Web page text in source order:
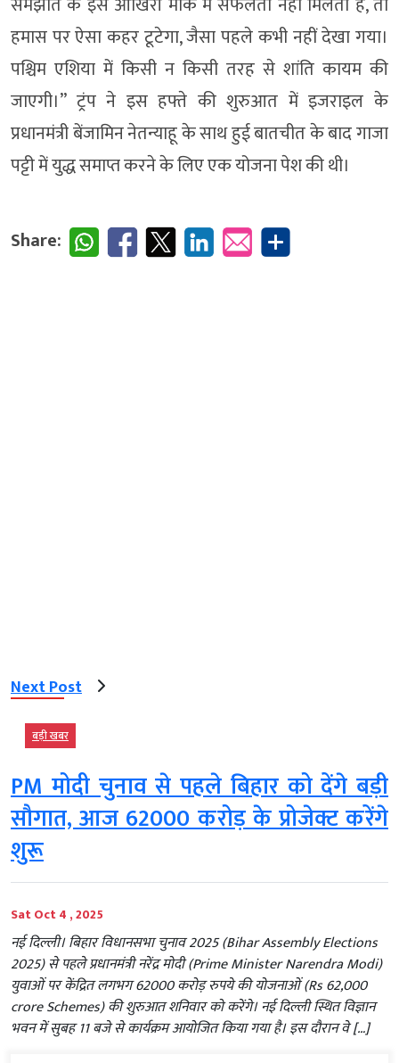
हमास पर ऐसा कहर टूटेगा, जैसा पहले कभी नहीं देखा गया।
पश्चिम एशिया में किसी न किसी तरह से शांति कायम की
जाएगी।” ट्रंप ने इस हफ्ते की शुरुआत में इजराइल के
प्रधानमंत्री बेंजामिन नेतन्याहू के साथ हुई बातचीत के बाद गाजा
पट्टी में युद्ध समाप्त करने के लिए एक योजना पेश की थी।
Share:
Next Post
बड़ी खबर
PM मोदी चुनाव से पहले बिहार को देंगे बड़ी
सौगात, आज 62000 करोड़ के प्रोजेक्ट करेंगे
शुरू
Sat Oct 4 , 2025
नई दिल्ली। बिहार विधानसभा चुनाव 2025 (Bihar Assembly Elections
2025) से पहले प्रधानमंत्री नरेंद्र मोदी (Prime Minister Narendra Modi)
युवाओं पर केंद्रित लगभग 62000 करोड़ रुपये की योजनाओं (Rs 62,000
crore Schemes) की शुरुआत शनिवार को करेंगे। नई दिल्ली स्थित विज्ञान
भवन में सुबह 11 बजे से कार्यक्रम आयोजित किया गया है। इस दौरान वे […]